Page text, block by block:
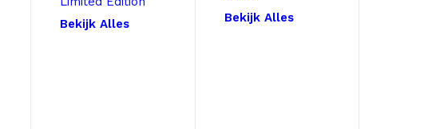
Bekijk Alles
Bekijk Alles